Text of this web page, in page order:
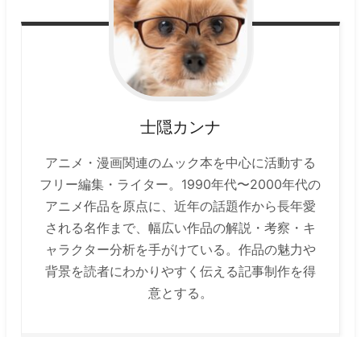
士隠カンナ
アニメ・漫画関連のムック本を中心に活動する
フリー編集・ライター。1990年代〜2000年代の
アニメ作品を原点に、近年の話題作から長年愛
される名作まで、幅広い作品の解説・考察・キ
ャラクター分析を手がけている。作品の魅力や
背景を読者にわかりやすく伝える記事制作を得
意とする。